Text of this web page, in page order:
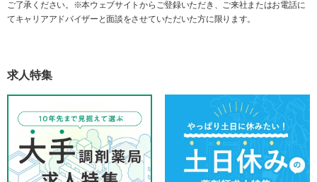
ご了承ください。※本ウェブサイトからご登録いただき、ご来社またはお電話に
てキャリアアドバイザーと面談をさせていただいた方に限ります。
求人特集